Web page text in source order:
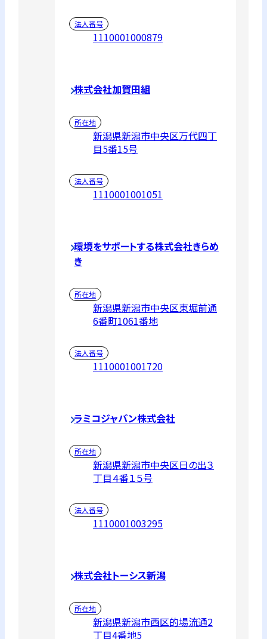
法人番号
1110001000879
株式会社加賀田組
所在地
新潟県新潟市中央区万代四丁
目5番15号
法人番号
1110001001051
環境をサポートする株式会社きらめ
き
所在地
新潟県新潟市中央区東堀前通
6番町1061番地
法人番号
1110001001720
ラミコジャパン株式会社
所在地
新潟県新潟市中央区日の出３
丁目４番１５号
法人番号
1110001003295
株式会社トーシス新潟
所在地
新潟県新潟市西区的場流通2
丁目4番地5